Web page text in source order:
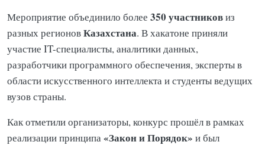
Мероприятие объединило более 350 участниковиз
разных регионовКазахстана. В хакатоне приняли
участие IT-специалисты, аналитики данных,
разработчики программного обеспечения, эксперты в
области искусственного интеллекта и студенты ведущих
вузов страны.
Как отметили организаторы, конкурс прошёл в рамках
реализации принципа«Закон и Порядок» и был